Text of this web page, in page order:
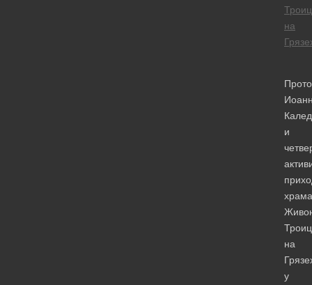
на
и
храма
на
у